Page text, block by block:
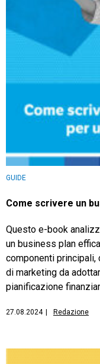
GUIDE
Come scrivere un
Questo e-book
un business plan
componenti
di marketing da
pianificazione
27.08.2024 Redazione